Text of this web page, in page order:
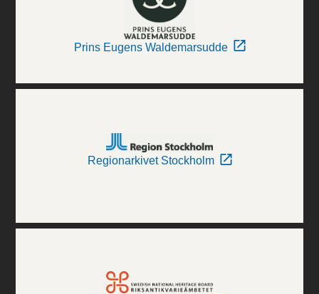
Prins Eugens Waldemarsudde
Regionarkivet Stockholm